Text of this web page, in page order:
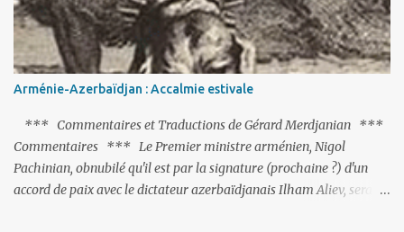
Arménie-Azerbaïdjan : Accalmie estivale
*** Commentaires et Traductions de Gérard Merdjanian ***
Commentaires *** Le Premier ministre arménien, Nigol
Pachinian, obnubilé qu'il est par la signature (prochaine ?) d'un
accord de paix avec le dictateur azerbaïdjanais Ilham Aliev, serait